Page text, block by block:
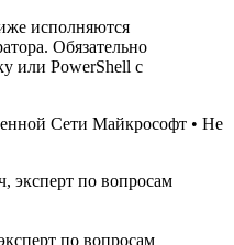
исполняются
Обязательно
или PowerShell с
по вопросам